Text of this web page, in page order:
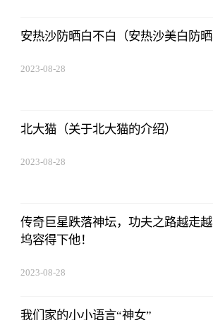
安热沙防晒白不白（安热沙美白防晒
2023-08-28
北大猫（关于北大猫的介绍）
2023-08-28
传奇巨星跌落神坛，功夫之路越走
坞容得下他！
2023-08-28
我们家的小小语言“神女”